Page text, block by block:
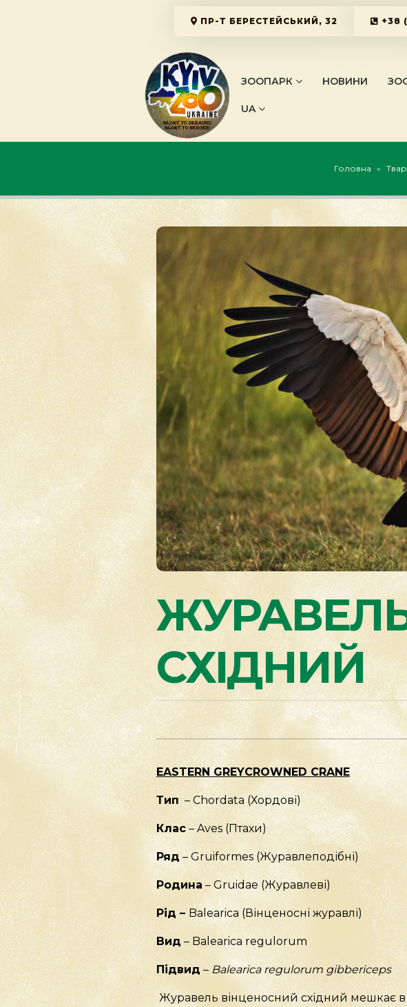
ПР-Т БЕРЕСТЕЙСЬКИЙ, 32 +38
ЗООПАРК НОВИНИ
UA
Головна »
СХІДНИЙ
EASTERN GREYCROWNED CRANE
Тип – Chordata (Хордові)
Клас – Aves (Птахи)
Ряд– Gruiformes (Журавлеподібні)
Родина – Gruidae (Журавлеві)
Рід – Balearica (Вінценосні журавлі)
Вид – Balearica regulorum
Підвид – Balearica regulorum gibbericeps
Журавель вінценосний східний мешкає в